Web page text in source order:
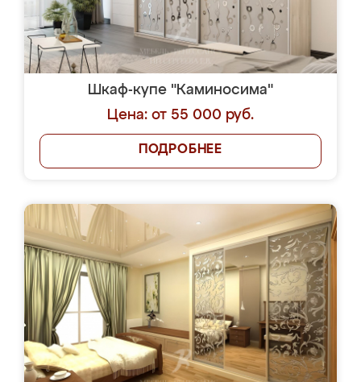
Шкаф-купе "Каминосима"
Цена: от 55 000 руб.
ПОДРОБНЕЕ